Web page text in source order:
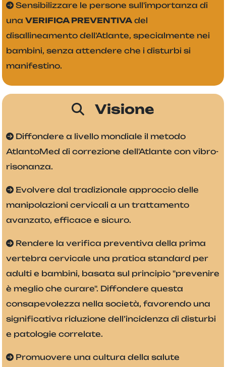
Sensibilizzare le persone sull'importanza di
una VERIFICA PREVENTIVAdel
disallineamento dell'Atlante, specialmente nei
bambini, senza attendere che i disturbi si
manifestino.
Visione
Diffondere a livello mondiale il metodo
AtlantoMed di correzione dell'Atlante con vibro-
risonanza.
Evolvere dal tradizionale approccio delle
manipolazioni cervicali a un trattamento
avanzato, efficace e sicuro.
Rendere la verifica preventiva della prima
vertebra cervicale una pratica standard per
adulti e bambini, basata sul principio "prevenire
è meglio che curare". Diffondere questa
consapevolezza nella società, favorendo una
significativa riduzione dell’incidenza di disturbi
e patologie correlate.
Promuovere una cultura della salute